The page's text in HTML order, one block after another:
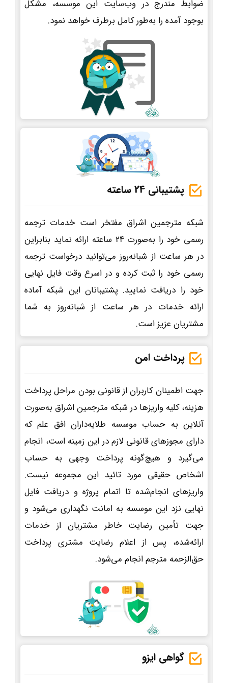
ضوابط مندرج در وب‌سایت این موسسه، مشکل
بوجود آمده را به‌طور کامل برطرف خواهد نمود.
پشتیبانی 24 ساعته
شبکه مترجمین اشراق مفتخر است خدمات ترجمه
رسمی خود را به‌صورت 24 ساعته ارائه نماید بنابراین
در هر ساعت از شبانه‌روز می‌توانید درخواست ترجمه
رسمی خود را ثبت کرده و در اسرع وقت فایل نهایی
خود را دریافت نمایید. پشتیبانان این شبکه آماده
ارائه خدمات در هر ساعت از شبانه‌روز به شما
مشتریان عزیز است.
پرداخت امن
جهت اطمینان کاربران از قانونی بودن مراحل پرداخت
هزینه، کلیه واریزها در شبکه مترجمین اشراق به‌صورت
آنلاین به حساب موسسه طلایه‌داران افق علم که
دارای مجوزهای قانونی لازم در این زمینه است، انجام
می‌گیرد و هیچ‌گونه پرداخت وجهی به حساب
اشخاص حقیقی مورد تائید این مجموعه نیست.
واریزهای انجام‌شده تا اتمام پروژه و دریافت فایل
نهایی نزد این موسسه به امانت نگهداری می‌شود و
جهت تأمین رضایت خاطر مشتریان از خدمات
ارائه‌شده، پس از اعلام رضایت مشتری پرداخت
حق‌الزحمه مترجم انجام می‌شود.
گواهی ایزو